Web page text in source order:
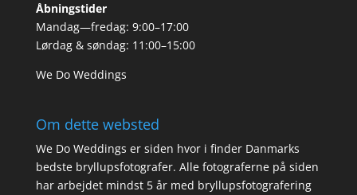
Åbningstider
Mandag—fredag: 9:00–17:00
Lørdag & søndag: 11:00–15:00
We Do Weddings
Om dette websted
We Do Weddings er siden hvor i finder Danmarks
bedste bryllupsfotografer. Alle fotograferne på siden
har arbejdet mindst 5 år med bryllupsfotografering